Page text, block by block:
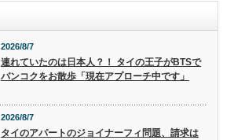
2026/8/7
連れていたのは日本人？！ タイの王子がBTSで
バンコクをお散歩「現在アプローチ中です」
2026/8/7
タイのアパートのジョイナーフィ問題、請求は